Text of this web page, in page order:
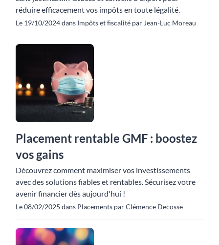
réduire efficacement vos impôts en toute légalité.
Le 19/10/2024 dans Impôts et fiscalité par Jean-Luc Moreau
Placement rentable GMF : boostez
vos gains
Découvrez comment maximiser vos investissements
avec des solutions fiables et rentables. Sécurisez votre
avenir financier dès aujourd'hui !
Le 08/02/2025 dans Placements par Clémence Decosse